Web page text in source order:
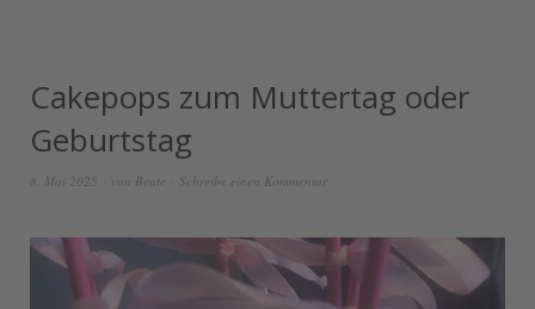
Cakepops zum Muttertag oder
Geburtstag
8. Mai 2025 von Beate Schreibe einen Kommentar